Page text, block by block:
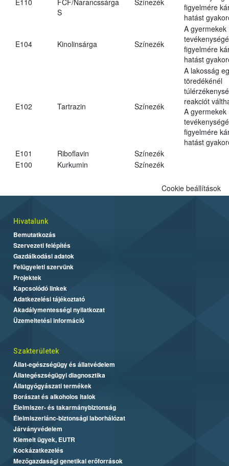
S
figyelmére
hatást
E104 Kinolinsárga Színezék
A gyermekek
figyelmére
hatást
E102 Tartrazin Színezék
A lakosság
töredékénél
reakciót
A gyermekek
figyelmére
hatást
E101
Riboflavin
Színezék
E100
Kurkumin Színezék
Cookie beállítások
Hivatalunk
Bemutatkozás
Szervezeti felépítés
Gazdálkodási adatok
Felügyeleti szervünk
Projektek
Kapcsolódó linkek
Adatkezelési tájékoztató
Akadálymentességi nyilatkozat
Üzemeltetési információ
Szakterületek
Állat-egészségügy és állatvédelem
Állategészségügyi diagnosztika
Állatgyógyászati termékek
Borászat és alkoholos italok
Élelmiszer- és takarmánybiztonság
Élelmiszerlánc-biztonsági laborhálózat
Járványvédelem
Kiemelt ügyek, EUTR
Kockázatkezelés
Mezőgazdasági genetikai erőforrások